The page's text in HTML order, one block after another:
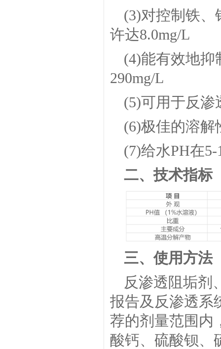
(3)对控制铁
许达8.0mg/L
(4)能有效地抑
290mg/L
(5)可用于反渗
(6)极佳的溶解
(7)给水PH在
二、技术指标
三、使用方法
反渗透阻垢剂
报告及反渗透系
荐的剂量范围内
酸钙、硫酸钡、